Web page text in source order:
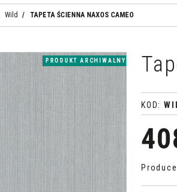
Wild / TAPETA ŚCIENNA NAXOS CAMEO
PRODUKT ARCHIWALNY
KOD: